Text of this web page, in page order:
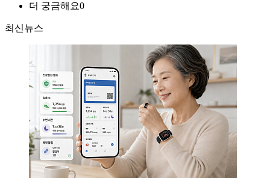
더 궁금해요0
최신뉴스